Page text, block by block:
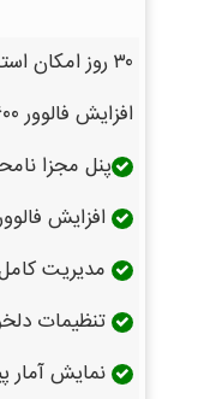
۳۰ روز امکان استفاده از پنل
افزایش فالوور ۳۶۰۰ تا ۱۳۵۰۰ برای هر اکانت
پنل مجزا
افزایش
مدیریت
تنظیمات
نمایش آمار